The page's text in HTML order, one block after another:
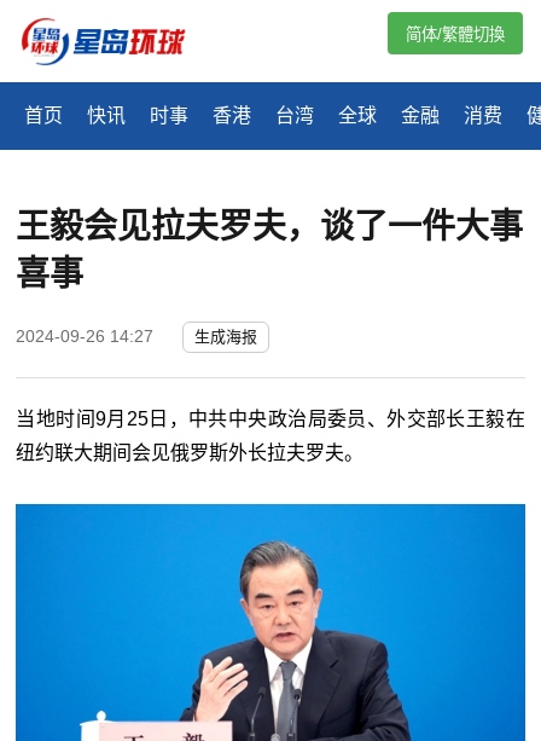
首页 快讯 时事 香港 台湾 全球 金融 消费
简体/繁體切換
王毅会见拉夫罗夫，谈了一件大事
喜事
2024-09-26 14:27 生成海报
当地时间9月25日，中共中央政治局委员、外交部长王毅在
纽约联大期间会见俄罗斯外长拉夫罗夫。